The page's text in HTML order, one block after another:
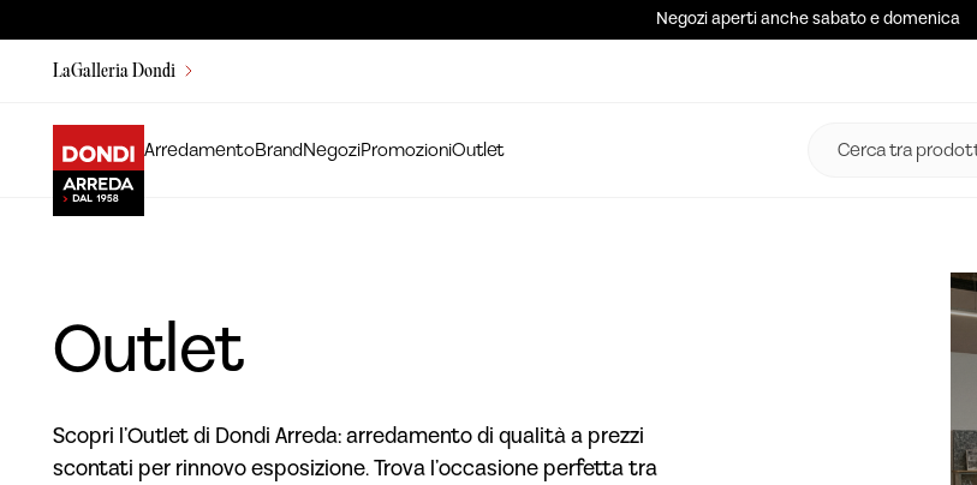
Negozi aperti anche sabato e domenica
LaGalleria Dondi
ArredamentoBrandNegoziPromozioniOutlet
Outlet
Scopri l’Outlet di Dondi Arreda: arredamento di qualità a prezzi
scontati per rinnovo esposizione. Trova l’occasione perfetta tra